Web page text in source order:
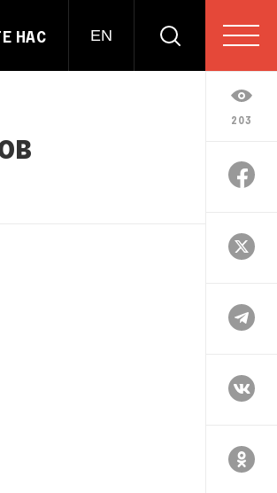
НАС EN
203